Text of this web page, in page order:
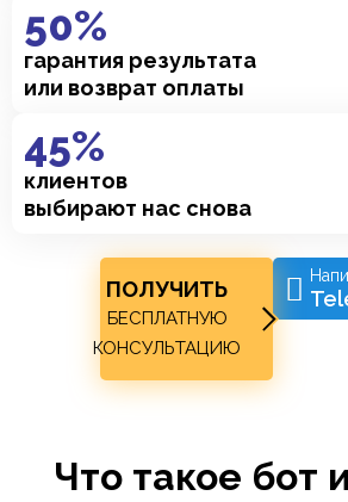
гарантия результата
или возврат оплаты
50%
клиентов
выбирают нас снова
45%
ПОЛУЧИТЬ
БЕСПЛАТНУЮ
КОНСУЛЬТАЦИЮ
Что такое бот и